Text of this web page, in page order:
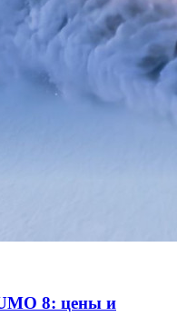
8: цены и